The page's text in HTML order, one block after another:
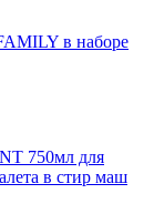
в наборе